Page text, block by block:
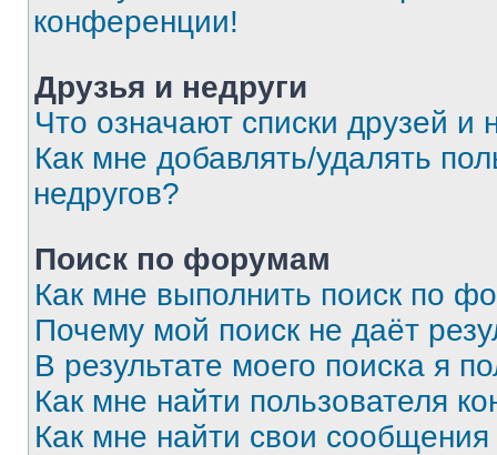
конференции!
Друзья и недруги
Что означают списки друзей и
Как мне добавлять/удалять
недругов?
Поиск по форумам
Как мне выполнить поиск по
Почему мой поиск не даёт
В результате моего поиска я
Как мне найти пользователя
Как мне найти свои